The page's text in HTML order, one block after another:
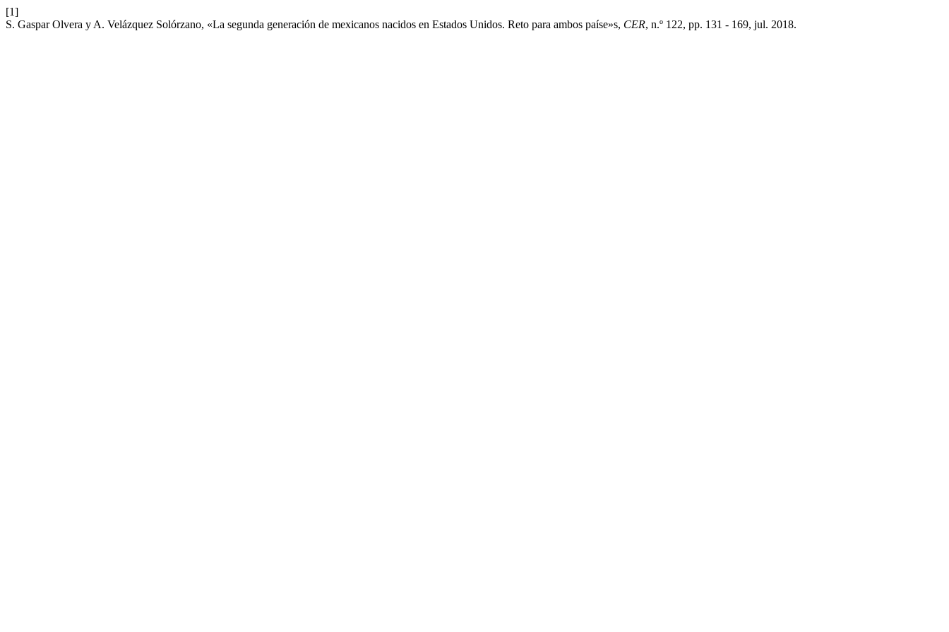
[1]
S. Gaspar Olvera y A. Velázquez Solórzano, «La segunda generación de mexicanos nacidos en Estados Unidos. Reto para ambos paíse»s, CER, n.º 122, pp. 131 - 169, jul. 2018.